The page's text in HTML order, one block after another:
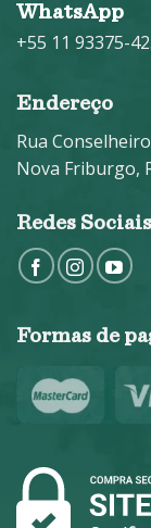
WhatsApp
+55 11 93375-
Endereço
Rua
Nova Friburgo,
Redes Sociais
Formas de